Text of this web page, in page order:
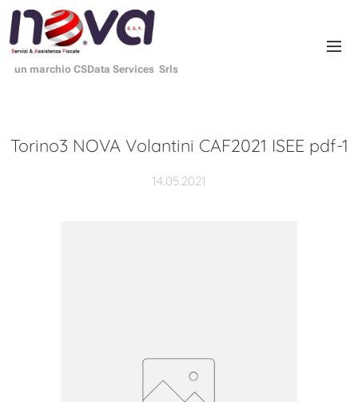
un marchio CSData Services Srls
Torino3 NOVA Volantini CAF2021 ISEE pdf-1
14.05.2021